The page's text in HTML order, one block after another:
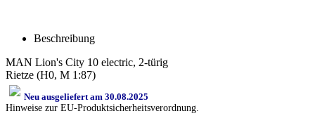
Beschreibung
MAN Lion's City 10 electric, 2-türig
Rietze (H0, M 1:87)
Neu ausgeliefert am 30.08.2025
Hinweise zur EU-Produktsicherheitsverordnung.